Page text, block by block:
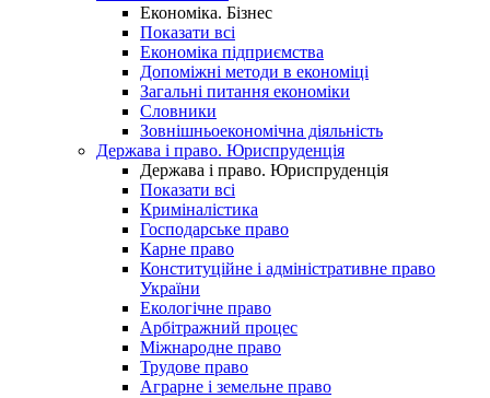
Економіка. Бізнес
Показати всі
Економіка підприємства
Допоміжні методи в економіці
Загальні питання економіки
Словники
Зовнішньоекономічна діяльність
Держава і право. Юриспруденція
Держава і право. Юриспруденція
Показати всі
Криміналістика
Господарське право
Карне право
Конституційне і адміністративне право
України
Екологічне право
Арбітражний процес
Міжнародне право
Трудове право
Аграрне і земельне право